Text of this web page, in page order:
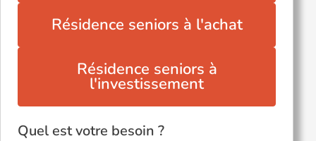
Résidence seniors à l'achat
Résidence seniors à
l'investissement
Quel est votre besoin ?